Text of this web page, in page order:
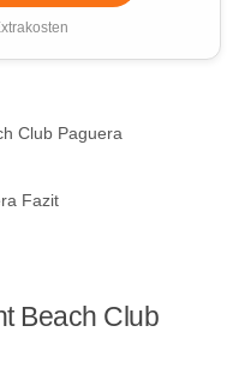
Club Paguera
Fazit
Beach Club